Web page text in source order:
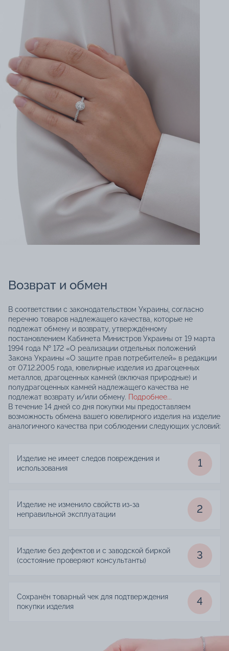
Возврат и обмен
В соответствии с законодательством Украины, согласно
перечню товаров надлежащего качества, которые не
подлежат обмену и возврату, утверждённому
постановлением Кабинета Министров Украины от 19 марта
1994 года № 172 «О реализации отдельных положений
Закона Украины «О защите прав потребителей» в редакции
от 07.12.2005 года, ювелирные изделия из драгоценных
металлов, драгоценных камней (включая природные) и
полудрагоценных камней надлежащего качества не
подлежат возврату и/или обмену. Подробнее...
В течение 14 дней со дня покупки мы предоставляем
возможность обмена вашего ювелирного изделия на изделие
аналогичного качества при соблюдении следующих условий:
Изделие не имеет следов повреждения и
использования
1
Изделие не изменило свойств из-за
неправильной эксплуатации
2
Изделие без дефектов и с заводской биркой
(состояние проверяют консультанты)
3
Сохранён товарный чек для подтверждения
покупки изделия
4